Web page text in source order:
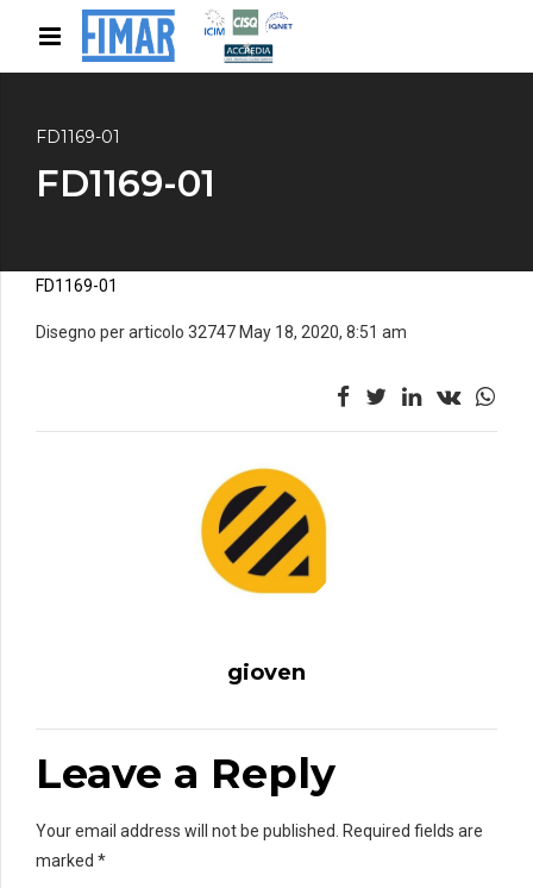
FD1169-01
FD1169-01
FD1169-01
Disegno per articolo 32747 May 18, 2020, 8:51 am
gioven
Leave a Reply
Your email address will not be published. Required fields are
marked *